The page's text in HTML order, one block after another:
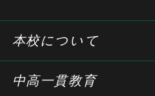
本校について
中高一貫教育